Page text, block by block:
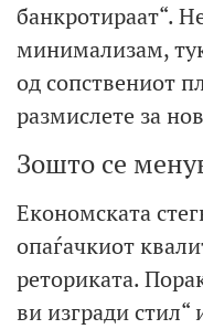
банкротираат“.
минимализам,
од сопствениот
размислете за
Зошто се
Економската
опаѓачкиот
реториката.
ви изгради стил“